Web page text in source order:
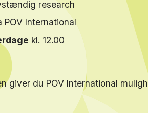
research
International
kl. 12.00
giver du POV International